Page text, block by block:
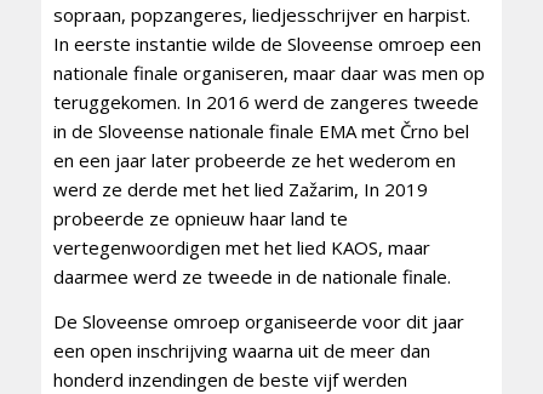
sopraan, popzangeres, liedjesschrijver en harpist.
In eerste instantie wilde de Sloveense omroep een
nationale finale organiseren, maar daar was men op
teruggekomen. In 2016 werd de zangeres tweede
in de Sloveense nationale finale EMA met Črno bel
en een jaar later probeerde ze het wederom en
werd ze derde met het lied Zažarim, In 2019
probeerde ze opnieuw haar land te
vertegenwoordigen met het lied KAOS, maar
daarmee werd ze tweede in de nationale finale.
De Sloveense omroep organiseerde voor dit jaar
een open inschrijving waarna uit de meer dan
honderd inzendingen de beste vijf werden